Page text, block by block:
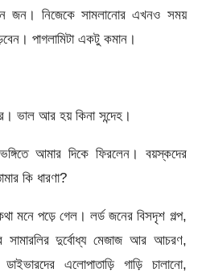
জন। নিজেকে সামলানোর এখনও সময়
পাগলামিটা একটু কমান।
ভাল আর হয় কিনা সন্দেহ।
আমার দিকে ফিরলেন। বয়স্কদের
কি ধারণা?
মনে পড়ে গেল। লর্ড জনের বিসদৃশ গল্প,
দুর্বোধ্য মেজাজ আর আচরণ,
ডাইভারদের এলোপাতাড়ি গাড়ি চালানো,